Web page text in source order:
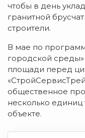
чтобы в день
гранитной
строители.
В мае по
городской
площади перед
общественное
несколько единиц
объекте.